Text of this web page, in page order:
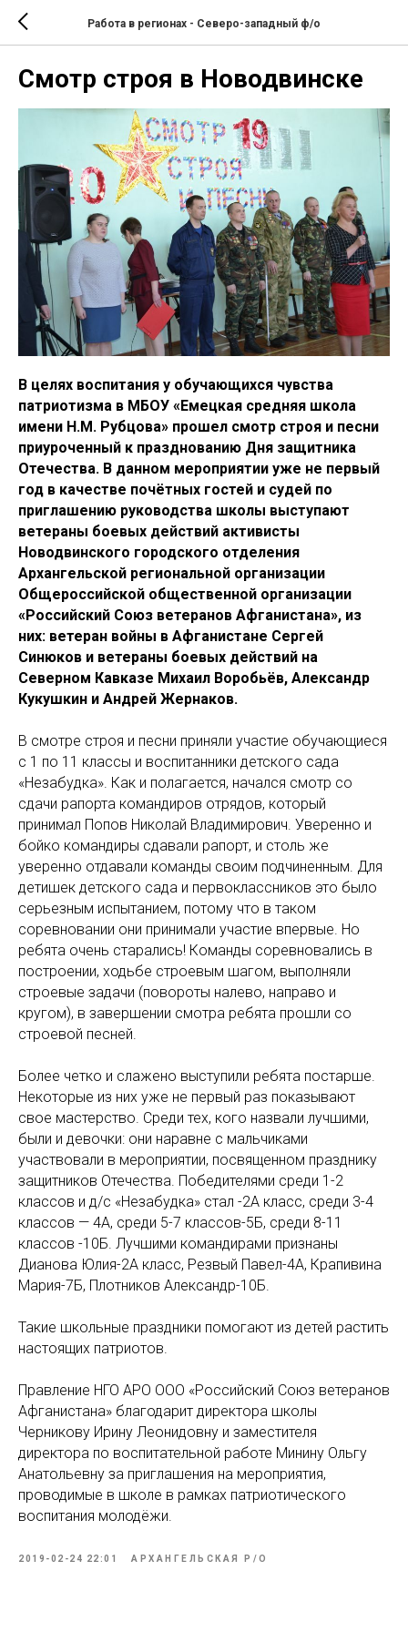
Работа в регионах - Северо-западный ф/о
Смотр строя в Новодвинске
В целях воспитания у обучающихся чувства
патриотизма в МБОУ «Емецкая средняя школа
имени Н.М. Рубцова» прошел смотр строя и песни
приуроченный к празднованию Дня защитника
Отечества. В данном мероприятии уже не первый
год в качестве почётных гостей и судей по
приглашению руководства школы выступают
ветераны боевых действий активисты
Новодвинского городского отделения
Архангельской региональной организации
Общероссийской общественной организации
«Российский Союз ветеранов Афганистана», из
них: ветеран войны в Афганистане Сергей
Синюков и ветераны боевых действий на
Северном Кавказе Михаил Воробьёв, Александр
Кукушкин и Андрей Жернаков.
В смотре строя и песни приняли участие обучающиеся
с 1 по 11 классы и воспитанники детского сада
«Незабудка». Как и полагается, начался смотр со
сдачи рапорта командиров отрядов, который
принимал Попов Николай Владимирович. Уверенно и
бойко командиры сдавали рапорт, и столь же
уверенно отдавали команды своим подчиненным. Для
детишек детского сада и первоклассников это было
серьезным испытанием, потому что в таком
соревновании они принимали участие впервые. Но
ребята очень старались! Команды соревновались в
построении, ходьбе строевым шагом, выполняли
строевые задачи (повороты налево, направо и
кругом), в завершении смотра ребята прошли со
строевой песней.
Более четко и слажено выступили ребята постарше.
Некоторые из них уже не первый раз показывают
свое мастерство. Среди тех, кого назвали лучшими,
были и девочки: они наравне с мальчиками
участвовали в мероприятии, посвященном празднику
защитников Отечества. Победителями среди 1-2
классов и д/с «Незабудка» стал -2А класс, среди 3-4
классов — 4А, среди 5-7 классов-5Б, среди 8-11
классов -10Б. Лучшими командирами признаны
Дианова Юлия-2А класс, Резвый Павел-4А, Крапивина
Мария-7Б, Плотников Александр-10Б.
Такие школьные праздники помогают из детей растить
настоящих патриотов.
Правление НГО АРО ООО «Российский Союз ветеранов
Афганистана» благодарит директора школы
Черникову Ирину Леонидовну и заместителя
директора по воспитательной работе Минину Ольгу
Анатольевну за приглашения на мероприятия,
проводимые в школе в рамках патриотического
воспитания молодёжи.
2019-02-24 22:01 АРХАНГЕЛЬСКАЯ Р/О